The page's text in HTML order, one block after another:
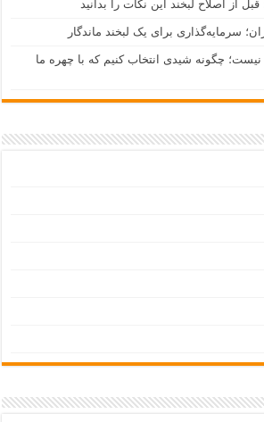
از اصلاح لبخند این نکات را بدانید
سرمایه‌گذاری برای یک لبخند ماندگار
چگونه شیدی انتخاب کنیم که با چهره ما